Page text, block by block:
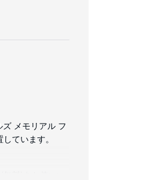
メモリアル フ
ています。